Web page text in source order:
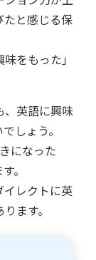
たと感じる保
をもった」
、英語に興味
しょう。
になった
。
イレクトに英
ます。